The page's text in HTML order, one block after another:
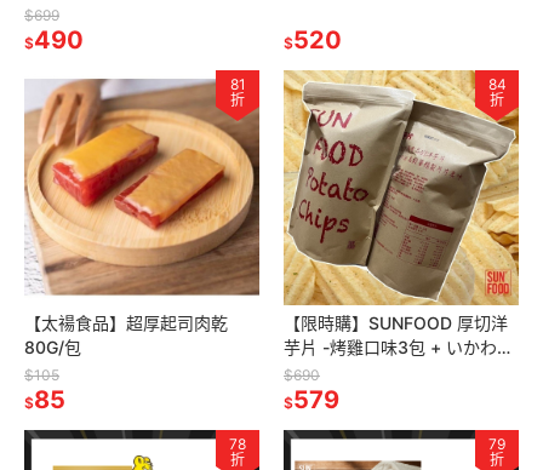
肉乾 多種口味規格選擇
$699
$490 $520
81
折
【太禓食品】超厚起司肉乾
80G/包
$105
$85
84
折
【限時購】SUNFOOD 厚切洋
芋片 -烤雞口味3包 + いかわ吉
伊卡哇-雪餅米果3包
$690
$579
78
折
79
折